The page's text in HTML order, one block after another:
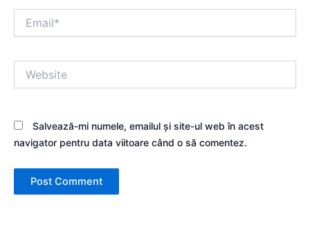
Salvează-mi numele, emailul și site-ul web în acest
navigator pentru data viitoare când o să comentez.